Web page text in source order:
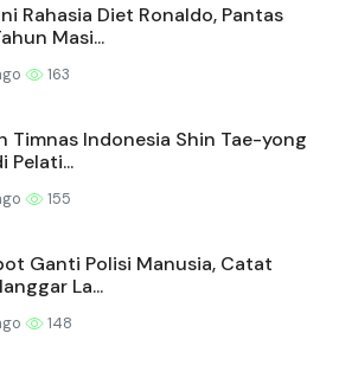
Rahasia Diet Ronaldo, Pantas
Masi...
163
Timnas Indonesia Shin Tae-yong
Pelati...
155
Ganti Polisi Manusia, Catat
La...
148